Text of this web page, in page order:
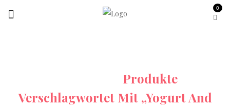
0
Produkte
Verschlagwortet Mit „Yogurt And